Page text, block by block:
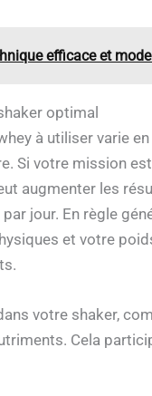
efficace et
optimal
à utiliser varie
Si votre mission
augmenter les
jour. En règle
et votre
votre shaker,
Cela